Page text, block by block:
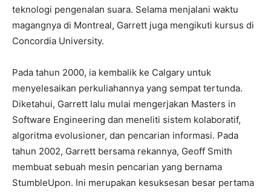
teknologi pengenalan suara. Selama menjalani waktu
magangnya di Montreal, Garrett juga mengikuti kursus di
Concordia University.
Pada tahun 2000, ia kembalik ke Calgary untuk
menyelesaikan perkuliahannya yang sempat tertunda.
Diketahui, Garrett lalu mulai mengerjakan Masters in
Software Engineering dan meneliti sistem kolaboratif,
algoritma evolusioner, dan pencarian informasi. Pada
tahun 2002, Garrett bersama rekannya, Geoff Smith
membuat sebuah mesin pencarian yang bernama
StumbleUpon. Ini merupakan kesuksesan besar pertama